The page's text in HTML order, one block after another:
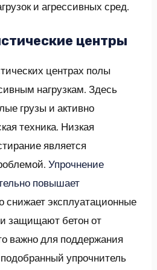
и агрессивных сред.
центры
центрах полы
нагрузкам. Здесь
грузы и активно
техника. Низкая
является
Упрочнение
повышает
снижает эксплуатационные
защищают бетон от
важно для поддержания
упрочнитель